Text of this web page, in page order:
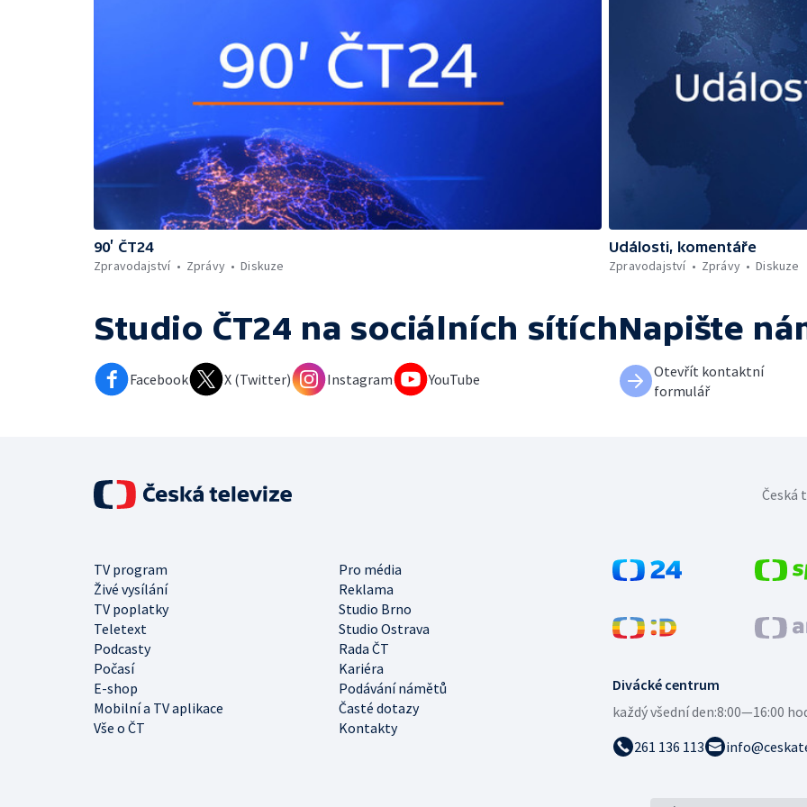
90’ ČT24
Zpravodajství
Zprávy Diskuze
Události, komentáře
Zpravodajství
Zprávy Diskuze
Studio ČT24 na sociálních sítích
Facebook X (Twitter) Instagram YouTube
Napište
Otevřít kontaktní
formulář
Divácké centrum
každý všední den:8:00—16:00
261 136 113
TV program
Pro média
Živé vysílání
Reklama
TV poplatky
Studio Brno
Teletext
Studio Ostrava
Podcasty
Rada ČT
Počasí
Kariéra
E-shop
Podávání námětů
Mobilní a TV aplikace
Časté dotazy
Vše o ČT
Kontakty
Česká